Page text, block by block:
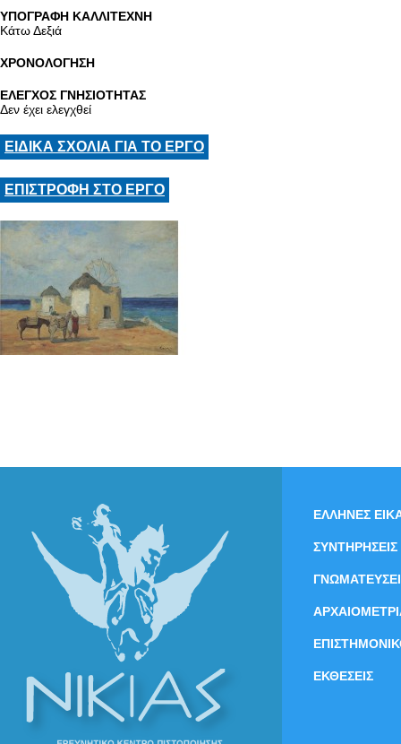
ΥΠΟΓΡΑΦΗ ΚΑΛΛΙΤΕΧΝΗ
Κάτω Δεξιά
ΧΡΟΝΟΛΟΓΗΣΗ
ΕΛΕΓΧΟΣ ΓΝΗΣΙΟΤΗΤΑΣ
Δεν έχει ελεγχθεί
ΕΙΔΙΚΑ ΣΧΟΛΙΑ ΓΙΑ ΤΟ ΕΡΓΟ
ΕΠΙΣΤΡΟΦΗ ΣΤΟ ΕΡΓΟ
ΕΛΛΗΝΕΣ
ΣΥΝΤΗΡΗΣΕΙΣ
ΕΚΘΕΣΕΙΣ